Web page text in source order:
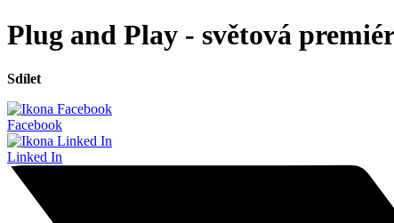
Plug and Play - světová
Sdílet
Facebook
Linked In